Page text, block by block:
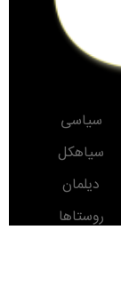
سیاسی
سیاهکل
دیلمان
روستاها